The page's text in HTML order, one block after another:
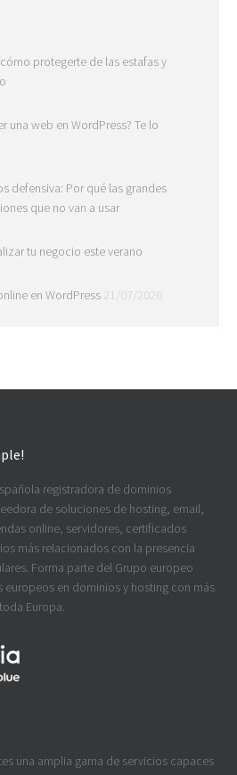
protegerte de las estafas y
una web en WordPress? Te lo
defensiva: Por qué las grandes
que no van a usar
tu negocio este verano
en WordPress 21/07/2026
registradora de dominios
de soluciones de hosting, email,
online, servidores, certificados
más relacionados con la presencia
Forma parte del Grupo europeo
europeos en dominios y hosting con más
Europa.
una amplia gama de servicios capaces